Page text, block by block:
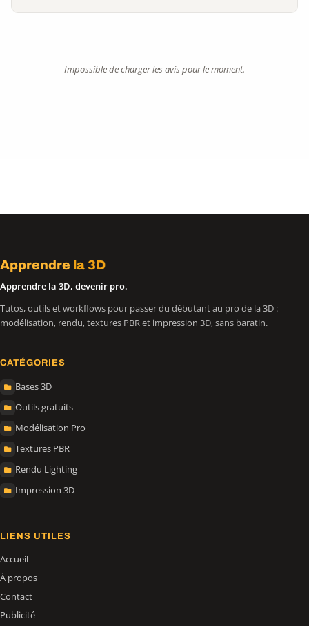
Impossible de charger les avis pour le moment.
Apprendre la 3D
Apprendre la 3D, devenir pro.
Tutos, outils et workflows pour passer du débutant au pro de la 3D :
modélisation, rendu, textures PBR et impression 3D, sans baratin.
CATÉGORIES
Bases 3D
Outils gratuits
Modélisation Pro
Textures PBR
Rendu Lighting
Impression 3D
LIENS UTILES
Accueil
À propos
Contact
Publicité